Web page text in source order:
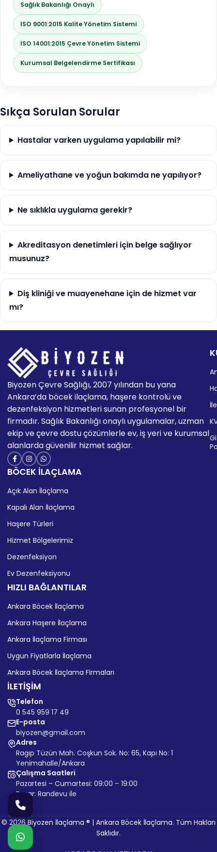
Sağlık Bakanlığı Onaylı
ISO 9001:2015 Kalite Yönetim Sistemi
ISO 14001:2015 Çevre Yönetim Sistemi
Kurumsal Belgelendirme Sertifikası
Sıkça Sorulan Sorular
Hastalar varken uygulama yapılabilir mi?
Ameliyathane ve yoğun bakımda ne yapılıyor?
Ne sıklıkla uygulama gerekir?
Akreditasyon denetimleri için belge sağlıyor
musunuz?
Diş kliniği ve muayenehane için de hizmet var
mı?
Biyozen Çevre Sağlığı, 2007 yılından bu yana
Ankara’da böcek ilaçlama, haşere kontrolü ve
dezenfeksiyon hizmetleri sunan profesyonel bir
firmadır. Sağlık Bakanlığı onaylı uygulamalar, uzman
ekip ve çevre dostu çözümlerle ev, iş yeri ve kurumsal
alanlarda güvenilir hizmet sağlar.
BÖCEK İLAÇLAMA
Açık Alan İlaçlama
Kapalı Alan İlaçlama
Haşere Türleri
Hizmet Bölgelerimiz
Dezenfeksiyon
Ev Dezenfeksiyonu
HIZLI BAĞLANTILAR
Ankara Böcek İlaçlama
Ankara Haşere İlaçlama
Ankara İlaçlama Firması
Uygun Fiyatlarla İlaçlama
Ankara Böcek İlaçlama Firmaları
İLETİŞİM
Telefon
0 545 959 17 49
E-posta
biyozen@gmail.com
Adres
Ragıp Tüzün Mah. Coşkun Sok. No: 65, Kapı No: 1
Yenimahalle/Ankara
Çalışma Saatleri
Pazartesi – Cumartesi: 09:00 – 19:00
Pazar: Randevu ile
© 2026 Biyozen İlaçlama ® | Ankara Böcek İlaçlama. Tüm Hakları
Saklıdır.